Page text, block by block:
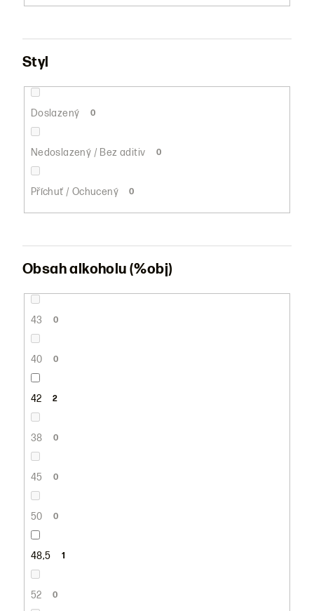
Styl
Doslazený 0
Nedoslazený / Bez aditiv 0
Příchuť / Ochucený 0
Obsah alkoholu (%obj)
43 0
40 0
42 2
38 0
45 0
50 0
48,5 1
52 0